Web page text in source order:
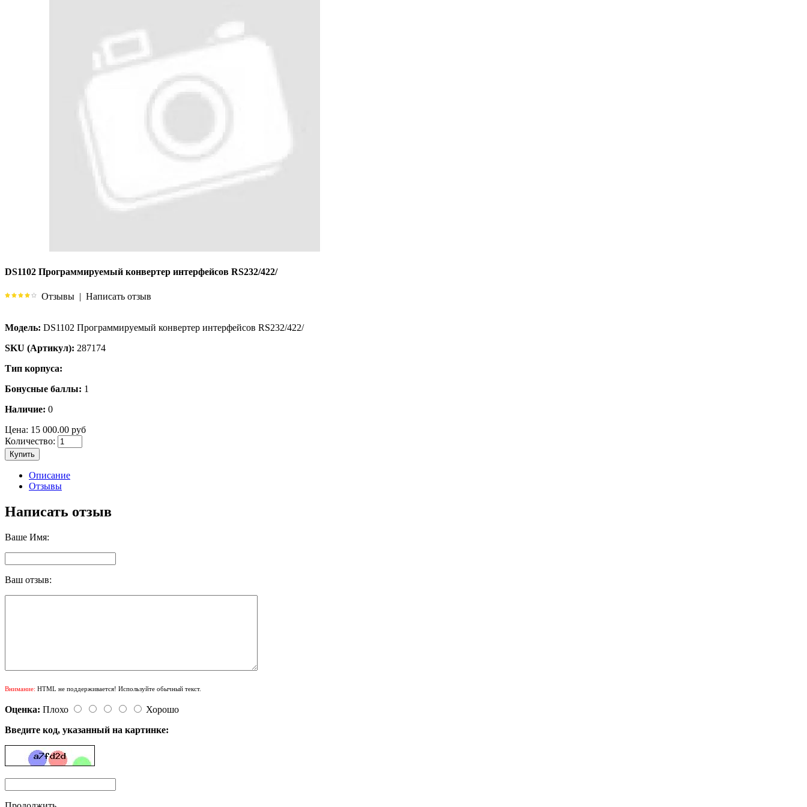
DS1102 Программируемый конвертер интерфейсов RS232/422/
Отзывы | Написать отзыв
Модель: DS1102 Программируемый конвертер интерфейсов RS232/422/
SKU (Артикул): 287174
Тип корпуса:
Бонусные баллы: 1
Наличие: 0
Цена: 15 000.00 руб
Количество:
Купить
Описание
Отзывы
Написать отзыв
Ваше Имя:
Ваш отзыв:
Внимание: HTML не поддерживается! Используйте обычный текст.
Оценка: Плохо
Хорошо
Введите код, указанный на картинке: